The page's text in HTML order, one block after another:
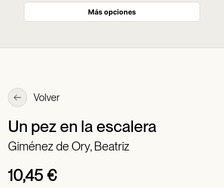
Más opciones
Volver
Un pez en la escalera
Giménez de Ory, Beatriz
10,45 €